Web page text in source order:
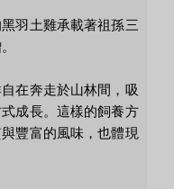
羽土雞承載著祖孫三
自在奔走於山林間，吸
成長。這樣的飼養方
豐富的風味，也體現